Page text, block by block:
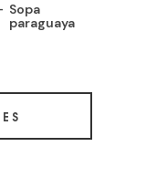
Sopa
paraguaya